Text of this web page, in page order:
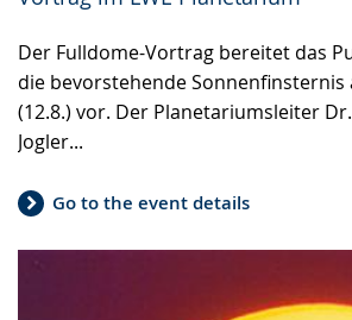
Der Fulldome-Vortrag bereitet das
die bevorstehende Sonnenfinsternis
(12.8.) vor. Der Planetariumsleiter
Jogler...
Go to the event details